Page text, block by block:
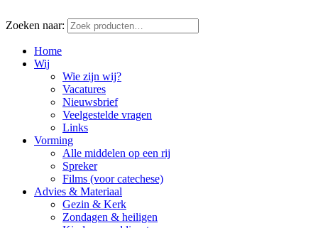
Zoeken naar:
Home
Wij
Wie zijn wij?
Vacatures
Nieuwsbrief
Veelgestelde vragen
Links
Vorming
Alle middelen op een rij
Spreker
Films (voor catechese)
Advies & Materiaal
Gezin & Kerk
Zondagen & heiligen